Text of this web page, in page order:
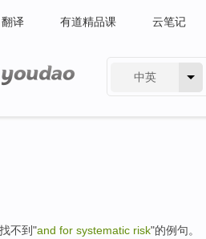
翻译 有道精品课 云笔记
中英
不到"and for systematic risk"的例句。